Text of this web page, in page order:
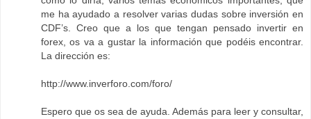
me ha ayudado a resolver varias dudas sobre inversión en
CDF’s. Creo que a los que tengan pensado invertir en
forex, os va a gustar la información que podéis encontrar.
La dirección es:
http://www.inverforo.com/foro/
Espero que os sea de ayuda. Además para leer y consultar,